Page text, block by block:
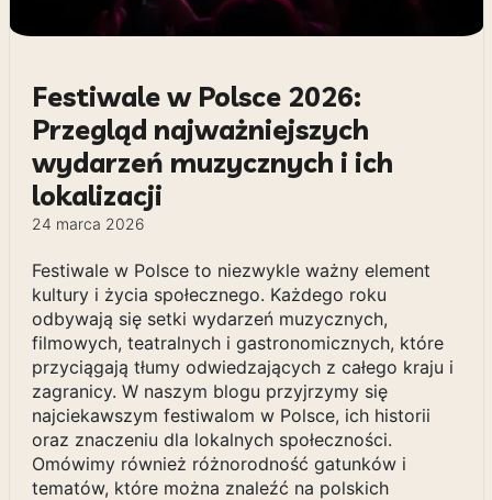
Festiwale w Polsce 2026:
Przegląd najważniejszych
wydarzeń muzycznych i ich
lokalizacji
24 marca 2026
Festiwale w Polsce to niezwykle ważny element
kultury i życia społecznego. Każdego roku
odbywają się setki wydarzeń muzycznych,
filmowych, teatralnych i gastronomicznych, które
przyciągają tłumy odwiedzających z całego kraju i
zagranicy. W naszym blogu przyjrzymy się
najciekawszym festiwalom w Polsce, ich historii
oraz znaczeniu dla lokalnych społeczności.
Omówimy również różnorodność gatunków i
tematów, które można znaleźć na polskich